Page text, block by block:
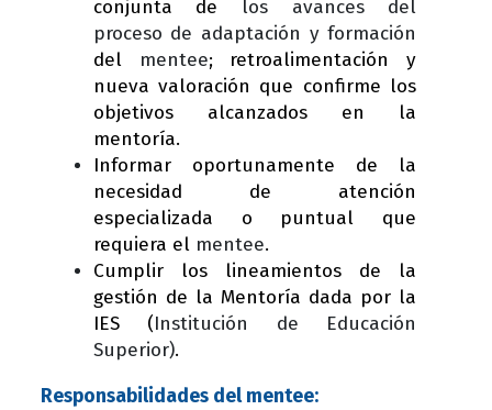
conjunta de los avances del
proceso de adaptación y formación
del
mentee; retroalimentación y
nueva valoración que confirme los
objetivos alcanzados en la
mentoría.
Informar oportunamente de la
necesidad de atención
especializada o puntual que
requiera el mentee.
Cumplir los lineamientos de la
gestión de la Mentoría dada por la
IES (Institución de Educación
Superior).
Responsabilidades del mentee: